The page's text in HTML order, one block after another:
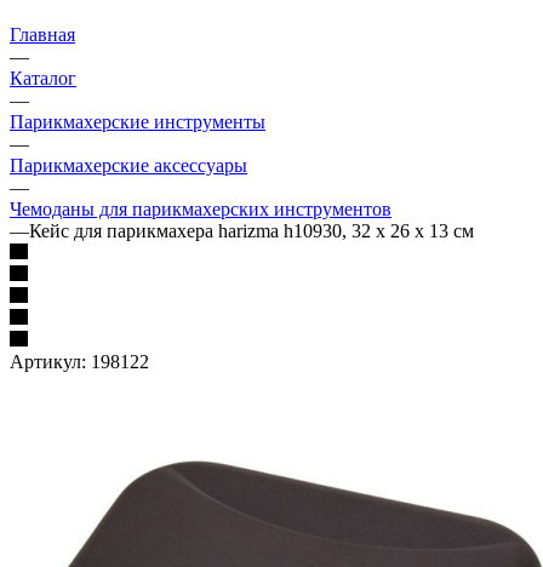
Главная
—
Каталог
—
Парикмахерские инструменты
—
Парикмахерские аксессуары
—
Чемоданы для парикмахерских инструментов
—Кейс для парикмахера harizma h10930, 32 x 26 x 13 см
Артикул: 198122